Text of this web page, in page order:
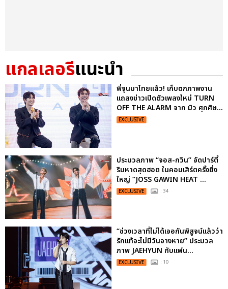
แกลเลอรีแนะนำ
พี่จุนมาไทยแล้ว! เก็บตกภาพงาน
แถลงข่าวเปิดตัวเพลงใหม่ TURN
OFF THE ALARM จาก มิว ศุภศิษ...
EXCLUSIVE
ประมวลภาพ “จอส-กวิน” จัดปาร์ตี้
ริมหาดสุดฮอต ในคอนเสิร์ตครั้งยิ่ง
ใหญ่ “JOSS GAWIN HEAT ...
EXCLUSIVE : 34
“ช่วงเวลาที่ไม่ได้เจอกันพิสูจน์แล้วว่า
รักแท้จะไม่มีวันจางหาย” ประมวล
ภาพ JAEHYUN กับแฟน...
EXCLUSIVE : 10